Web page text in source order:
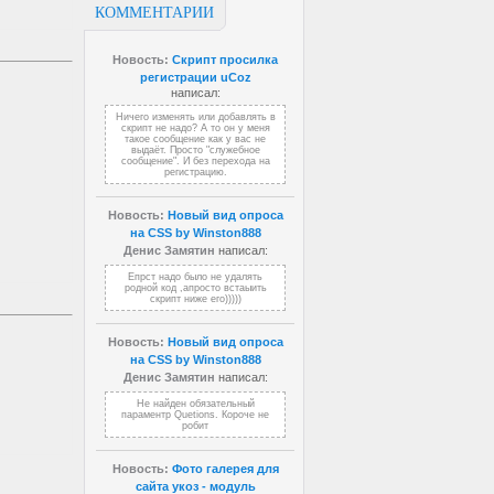
КОММЕНТАРИИ
Новость: Скрипт просилка
регистрации uCoz
написал:
Ничего изменять или добавлять в
скрипт не надо? А то он у меня
такое сообщение как у вас не
выдаёт. Просто "служебное
сообщение". И без перехода на
регистрацию.
Новость: Новый вид опроса
на CSS by Winston888
Денис Замятин написал:
Епрст надо было не удалять
родной код ,апросто встаыить
скрипт ниже его)))))
Новость: Новый вид опроса
на CSS by Winston888
Денис Замятин написал:
Не найден обязательный
параментр Quetions. Короче не
робит
Новость: Фото галерея для
сайта укоз - модуль